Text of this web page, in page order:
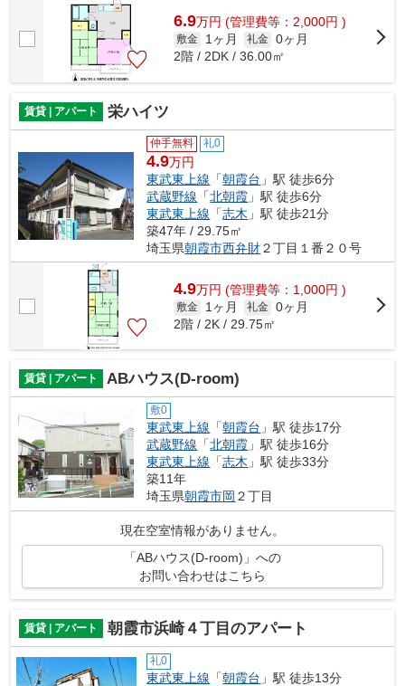
6.9万円 (管理費等：2,000円 )
敷金 1ヶ月 礼金 0ヶ月
2階 / 2DK / 36.00㎡
賃貸 | アパート 栄ハイツ
仲手無料 礼0
4.9万円
東武東上線 「朝霞台 」駅 徒歩6分
武蔵野線 「北朝霞 」駅 徒歩6分
東武東上線 「志木 」駅 徒歩21分
築47年 / 29.75㎡
埼玉県朝霞市西弁財２丁目１番２０号
4.9万円 (管理費等：1,000円 )
敷金 1ヶ月 礼金 0ヶ月
2階 / 2K / 29.75㎡
賃貸 | アパート ABハウス(D-room)
敷0
東武東上線 「朝霞台 」駅 徒歩17分
武蔵野線 「北朝霞 」駅 徒歩16分
東武東上線 「志木 」駅 徒歩33分
築11年
埼玉県朝霞市岡 ２丁目
現在空室情報がありません。
「ABハウス(D-room)」への
お問い合わせはこちら
賃貸 | アパート 朝霞市浜崎４丁目のアパート
礼0
東武東上線 「朝霞台 」駅 徒歩13分